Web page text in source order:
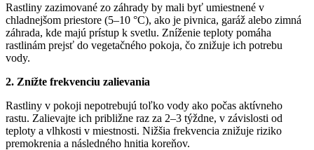
Rastliny zazimované zo záhrady by mali byť umiestnené v
chladnejšom priestore (5–10 °C), ako je pivnica, garáž alebo zimná
záhrada, kde majú prístup k svetlu. Zníženie teploty pomáha
rastlinám prejsť do vegetačného pokoja, čo znižuje ich potrebu
vody.
2. Znížte frekvenciu zalievania
Rastliny v pokoji nepotrebujú toľko vody ako počas aktívneho
rastu. Zalievajte ich približne raz za 2–3 týždne, v závislosti od
teploty a vlhkosti v miestnosti. Nižšia frekvencia znižuje riziko
premokrenia a následného hnitia koreňov.